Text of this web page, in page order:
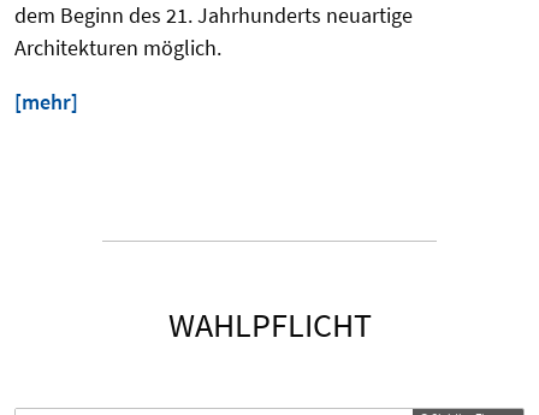
dem Beginn des 21. Jahrhunderts neuartige
Architekturen möglich.
[mehr]
WAHLPFLICHT